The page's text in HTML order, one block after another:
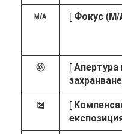
X [ Фокус (M/
q [Апертура
захранване
E [